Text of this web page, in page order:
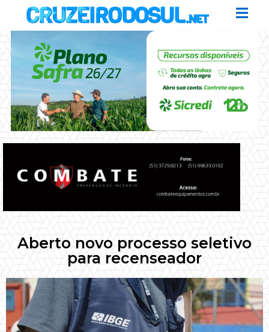
Aberto novo processo seletivo
para recenseador